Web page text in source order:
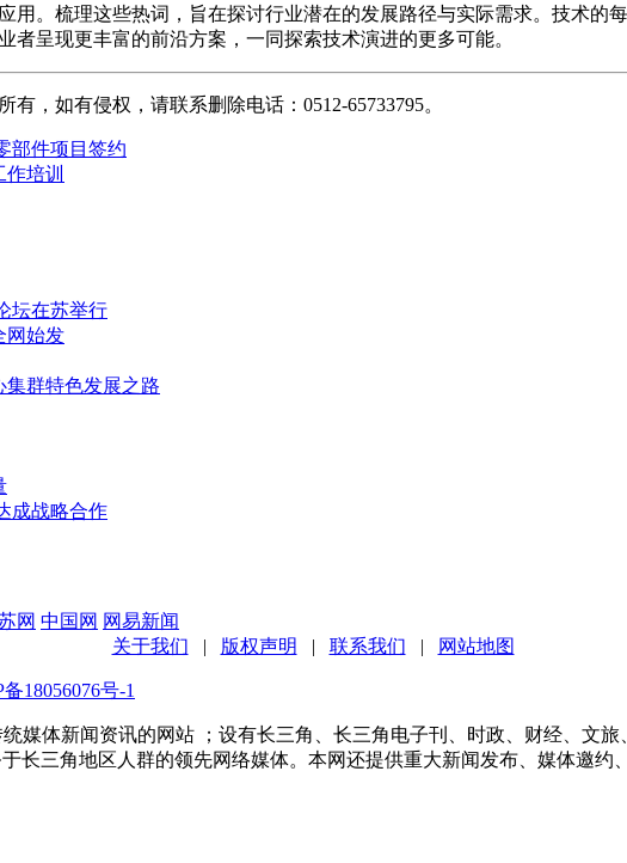
用。梳理这些热词，旨在探讨行业潜在的发展路径与实际需求。技术的
呈现更丰富的前沿方案，一同探索技术演进的更多可能。
，如有侵权，请联系删除电话：0512-65733795。
部件项目签约
培训
坛在苏举行
网始发
集群特色发展之路
成战略合作
网 中国网 网易新闻
关于我们
| 版权声明 | 联系我们 | 网站地图
18056076号-1
媒体新闻资讯的网站 ；设有长三角、长三角电子刊、时政、财经、文
长三角地区人群的领先网络媒体。本网还提供重大新闻发布、媒体邀约